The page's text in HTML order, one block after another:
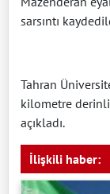
sarsıntı
Tahran
kilometre
açıkladı.
İlişkili haber: